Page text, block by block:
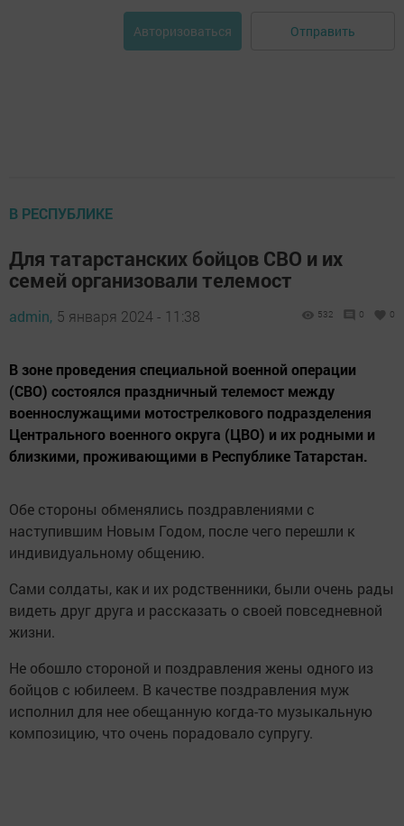
Авторизоваться Отправить
В РЕСПУБЛИКЕ
Для татарстанских бойцов СВО и их
семей организовали телемост
admin, 5 января 2024 - 11:38 532 0 0
В зоне проведения специальной военной операции
(СВО) состоялся праздничный телемост между
военнослужащими мотострелкового подразделения
Центрального военного округа (ЦВО) и их родными и
близкими, проживающими в Республике Татарстан.
Обе стороны обменялись поздравлениями с
наступившим Новым Годом, после чего перешли к
индивидуальному общению.
Сами солдаты, как и их родственники, были очень рады
видеть друг друга и рассказать о своей повседневной
жизни.
Не обошло стороной и поздравления жены одного из
бойцов с юбилеем. В качестве поздравления муж
исполнил для нее обещанную когда-то музыкальную
композицию, что очень порадовало супругу.